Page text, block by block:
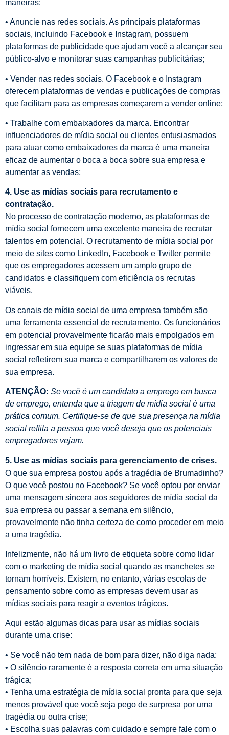
maneiras:
• Anuncie nas redes sociais. As principais plataformas
sociais, incluindo Facebook e Instagram, possuem
plataformas de publicidade que ajudam você a alcançar seu
público-alvo e monitorar suas campanhas publicitárias;
• Vender nas redes sociais. O Facebook e o Instagram
oferecem plataformas de vendas e publicações de compras
que facilitam para as empresas começarem a vender online;
• Trabalhe com embaixadores da marca. Encontrar
influenciadores de mídia social ou clientes entusiasmados
para atuar como embaixadores da marca é uma maneira
eficaz de aumentar o boca a boca sobre sua empresa e
aumentar as vendas;
4. Use as mídias sociais para recrutamento e
contratação.
No processo de contratação moderno, as plataformas de
mídia social fornecem uma excelente maneira de recrutar
talentos em potencial. O recrutamento de mídia social por
meio de sites como LinkedIn, Facebook e Twitter permite
que os empregadores acessem um amplo grupo de
candidatos e classifiquem com eficiência os recrutas
viáveis.
Os canais de mídia social de uma empresa também são
uma ferramenta essencial de recrutamento. Os funcionários
em potencial provavelmente ficarão mais empolgados em
ingressar em sua equipe se suas plataformas de mídia
social refletirem sua marca e compartilharem os valores de
sua empresa.
ATENÇÃO: Se você é um candidato a emprego em busca
de emprego, entenda que a triagem de mídia social é uma
prática comum. Certifique-se de que sua presença na mídia
social reflita a pessoa que você deseja que os potenciais
empregadores vejam.
5. Use as mídias sociais para gerenciamento de crises.
O que sua empresa postou após a tragédia de Brumadinho?
O que você postou no Facebook? Se você optou por enviar
uma mensagem sincera aos seguidores de mídia social da
sua empresa ou passar a semana em silêncio,
provavelmente não tinha certeza de como proceder em meio
a uma tragédia.
Infelizmente, não há um livro de etiqueta sobre como lidar
com o marketing de mídia social quando as manchetes se
tornam horríveis. Existem, no entanto, várias escolas de
pensamento sobre como as empresas devem usar as
mídias sociais para reagir a eventos trágicos.
Aqui estão algumas dicas para usar as mídias sociais
durante uma crise:
• Se você não tem nada de bom para dizer, não diga nada;
• O silêncio raramente é a resposta correta em uma situação
trágica;
• Tenha uma estratégia de mídia social pronta para que seja
menos provável que você seja pego de surpresa por uma
tragédia ou outra crise;
• Escolha suas palavras com cuidado e sempre fale com o